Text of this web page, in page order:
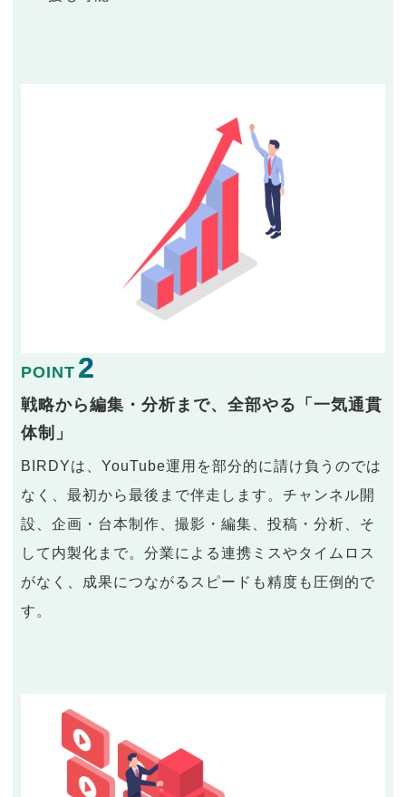
POINT 2
戦略から編集・分析まで、全部やる「一気通貫
体制」
BIRDYは、YouTube運用を部分的に請け負うのでは
なく、最初から最後まで伴走します。チャンネル開
設、企画・台本制作、撮影・編集、投稿・分析、そ
して内製化まで。分業による連携ミスやタイムロス
がなく、成果につながるスピードも精度も圧倒的で
す。